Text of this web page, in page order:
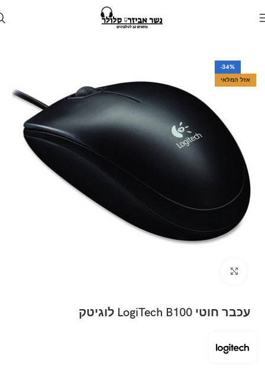
-34%
אזל המלאי
עכבר ‏חוטי LogiTech B100 לוגיטק